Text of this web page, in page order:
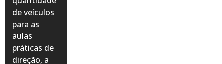
de veículos
para as
aulas
práticas de
direção, a